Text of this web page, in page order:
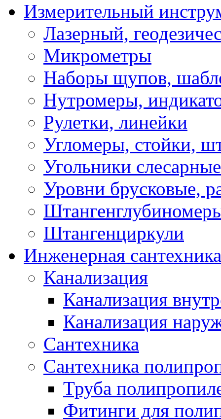
Измерительный
Лазерный,
Микрометры
Наборы щупов,
Нутромеры,
Рулетки, линейки
Угломеры, стойки,
Угольники слесарные
Уровни брусковые,
Штангенциркули
Инженерная сантехника
Канализация
Канализация
Канализация
Сантехника
Сантехника
Труба
Фитинги для